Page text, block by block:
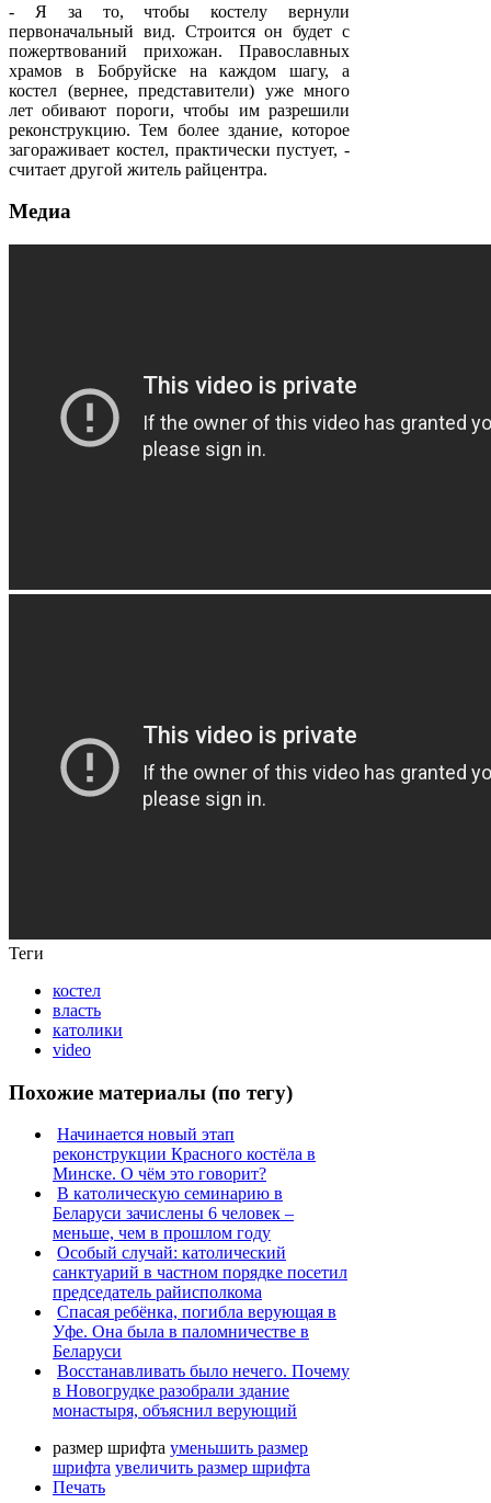
- Я за то, чтобы костелу вернули
первоначальный вид. Строится он будет с
пожертвований прихожан. Православных
храмов в Бобруйске на каждом шагу, а
костел (вернее, представители) уже много
лет обивают пороги, чтобы им разрешили
реконструкцию. Тем более здание, которое
загораживает костел, практически пустует, -
считает другой житель райцентра.
Медиа
Теги
костел
власть
католики
video
Похожие материалы (по тегу)
Начинается новый этап
реконструкции Красного костёла в
Минске. О чём это говорит?
В католическую семинарию в
Беларуси зачислены 6 человек –
меньше, чем в прошлом году
Особый случай: католический
санктуарий в частном порядке посетил
председатель райисполкома
Спасая ребёнка, погибла верующая в
Уфе. Она была в паломничестве в
Беларуси
Восстанавливать было нечего. Почему
в Новогрудке разобрали здание
монастыря, объяснил верующий
размер шрифта уменьшить размер
шрифта увеличить размер шрифта
Печать